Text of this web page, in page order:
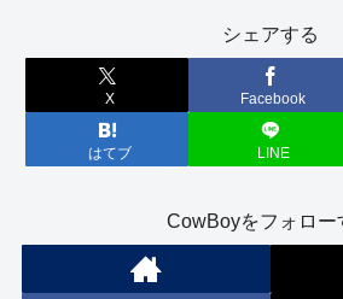
シェアする
X Facebook
はてブ LINE
CowBoyをフォロー